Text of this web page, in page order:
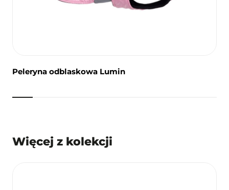
Peleryna odblaskowa Lumin
Więcej z kolekcji